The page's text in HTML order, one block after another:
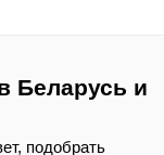
Беларусь и
подобрать